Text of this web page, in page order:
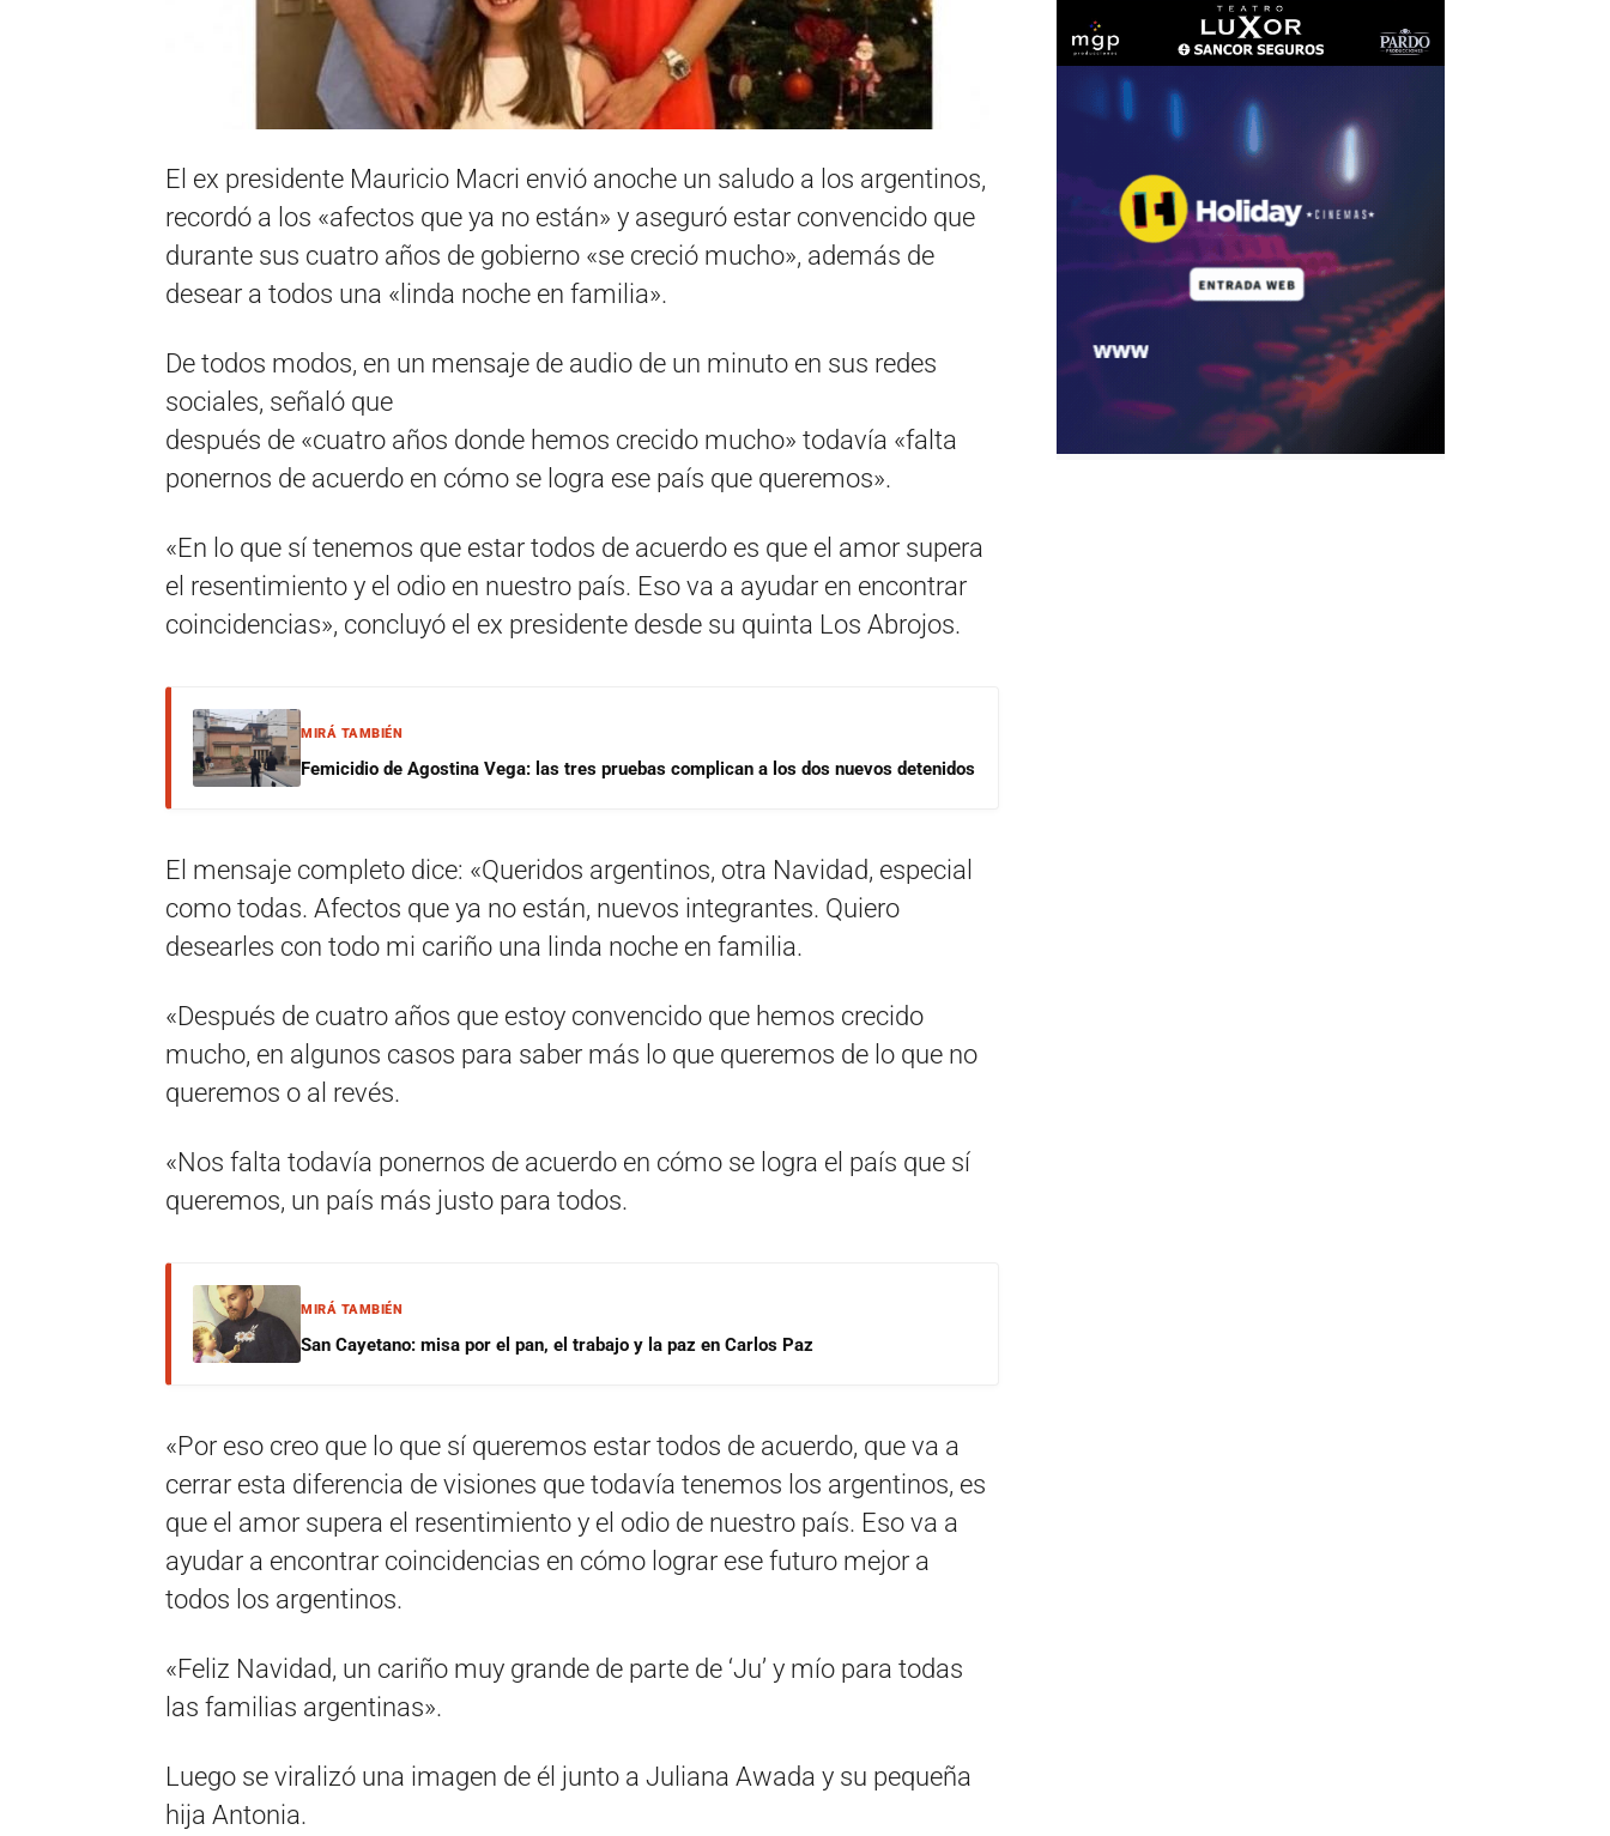
El ex presidente Mauricio Macri envió anoche un saludo a los argentinos,
recordó a los «afectos que ya no están» y aseguró estar convencido que
durante sus cuatro años de gobierno «se creció mucho», además de
desear a todos una «linda noche en familia».
De todos modos, en un mensaje de audio de un minuto en sus redes
sociales, señaló que
después de «cuatro años donde hemos crecido mucho» todavía «falta
ponernos de acuerdo en cómo se logra ese país que queremos».
«En lo que sí tenemos que estar todos de acuerdo es que el amor supera
el resentimiento y el odio en nuestro país. Eso va a ayudar en encontrar
coincidencias», concluyó el ex presidente desde su quinta Los Abrojos.
MIRÁ TAMBIÉN
Femicidio de Agostina Vega: las tres pruebas complican a los dos nuevos detenidos
El mensaje completo dice: «Queridos argentinos, otra Navidad, especial
como todas. Afectos que ya no están, nuevos integrantes. Quiero
desearles con todo mi cariño una linda noche en familia.
«Después de cuatro años que estoy convencido que hemos crecido
mucho, en algunos casos para saber más lo que queremos de lo que no
queremos o al revés.
«Nos falta todavía ponernos de acuerdo en cómo se logra el país que sí
queremos, un país más justo para todos.
MIRÁ TAMBIÉN
San Cayetano: misa por el pan, el trabajo y la paz en Carlos Paz
«Por eso creo que lo que sí queremos estar todos de acuerdo, que va a
cerrar esta diferencia de visiones que todavía tenemos los argentinos, es
que el amor supera el resentimiento y el odio de nuestro país. Eso va a
ayudar a encontrar coincidencias en cómo lograr ese futuro mejor a
todos los argentinos.
«Feliz Navidad, un cariño muy grande de parte de ‘Ju’ y mío para todas
las familias argentinas».
Luego se viralizó una imagen de él junto a Juliana Awada y su pequeña
hija Antonia.